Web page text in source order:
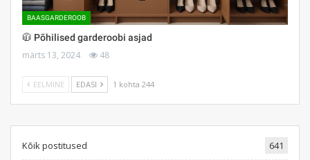
BAASGARDEROOB
🧥 Põhilised garderoobi asjad
märts 13, 2024 48
EELMINE EDASI 1 kohta 244
Kõik postitused 641